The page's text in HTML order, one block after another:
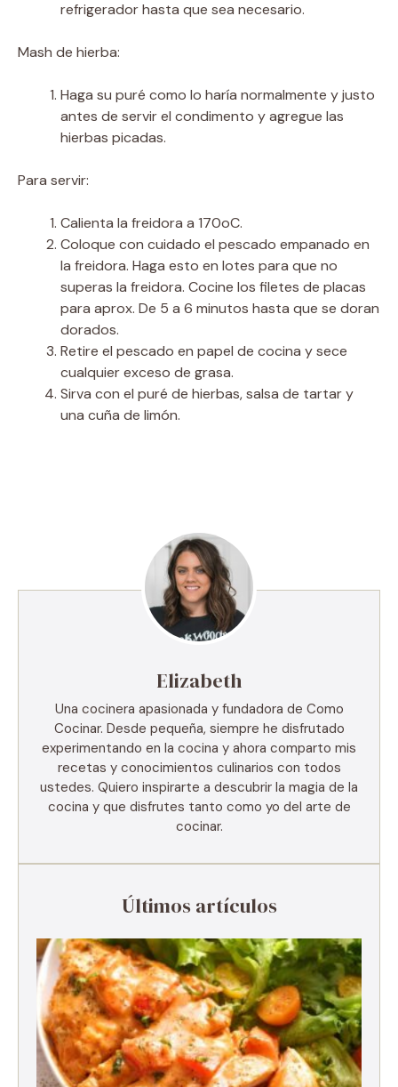
refrigerador hasta que sea necesario.
Mash de hierba:
Haga su puré como lo haría normalmente y justo
antes de servir el condimento y agregue las
hierbas picadas.
Para servir:
Calienta la freidora a 170oC.
Coloque con cuidado el pescado empanado en
la freidora. Haga esto en lotes para que no
superas la freidora. Cocine los filetes de placas
para aprox. De 5 a 6 minutos hasta que se doran
dorados.
Retire el pescado en papel de cocina y sece
cualquier exceso de grasa.
Sirva con el puré de hierbas, salsa de tartar y
una cuña de limón.
Elizabeth
Una cocinera apasionada y fundadora de Como
Cocinar. Desde pequeña, siempre he disfrutado
experimentando en la cocina y ahora comparto mis
recetas y conocimientos culinarios con todos
ustedes. Quiero inspirarte a descubrir la magia de la
cocina y que disfrutes tanto como yo del arte de
cocinar.
Últimos artículos